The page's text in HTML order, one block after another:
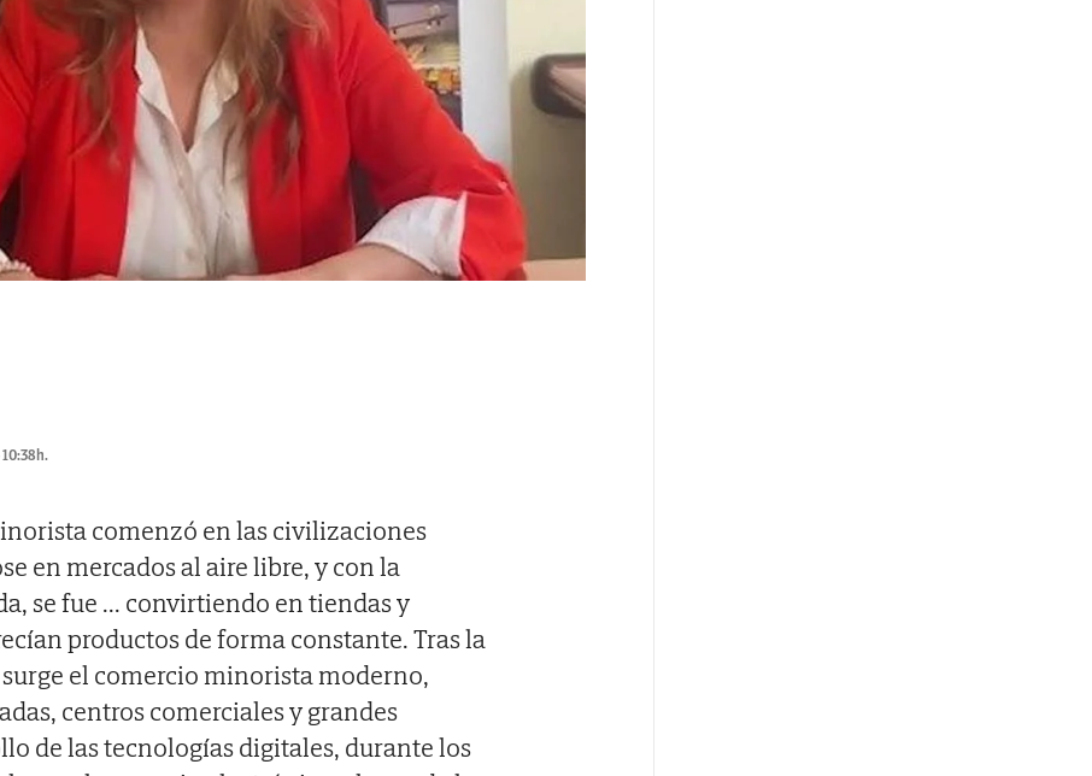
comenzó en las civilizaciones
en mercados al aire libre, y con la
se fue ... convirtiendo en tiendas y
productos de forma constante. Tras la
el comercio minorista moderno,
centros comerciales y grandes
de las tecnologías digitales, durante los